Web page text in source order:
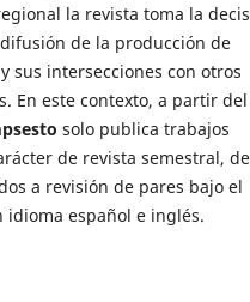
la revista toma la
de la producción de
sus intersecciones con otros
En este contexto, a partir del
solo publica trabajos
de revista semestral, de
a revisión de pares bajo el
idioma español e inglés.